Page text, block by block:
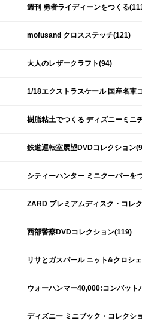
週刊 勇者ライディーンをつくる
mofusand クロスステッチ(121)
大人のレザークラフト(94)
1/18エクストラスケール 国産名車
樹脂粘土でつくる ディズニーミニ
鉄道運転室展望DVDコレクション
シティーハンター ミニクーパーを
ZARD プレミアムディスク・コレ
西部警察DVDコレクション(119)
リサとガスパール ニット&クロシ
ウォーハンマー40,000:コンバット
ディズニー ミニブック・コレクシ